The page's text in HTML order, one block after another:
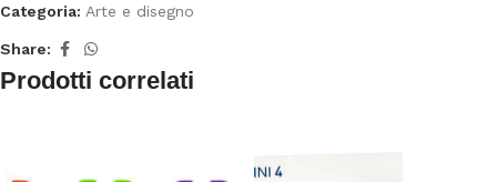
Categoria: Arte e disegno
Share:
Prodotti correlati